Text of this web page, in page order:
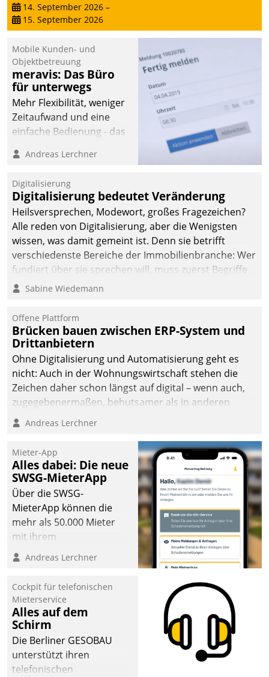
14. September 2026 –
15. September 2026
Mobile Kunden- und
Objektbetreuung
meravis: Das Büro
für unterwegs
Mehr Flexibilität, weniger
Zeitaufwand und eine
einfache Bedienung - das
Cockpit für mobile
Datatrain. Die meravis
Wohnungsbau- und
Immobilien GmbH hat
sich dabei für den Betrieb
der Lösung über die SAP
Cloud Platform
entschieden - als erstes
Unternehmen am
Andreas Lerchner
Digitalisierung
Digitalisierung bedeutet Veränderung
Heilsversprechen, Modewort, großes Fragezeichen?
Alle reden von Digitalisierung, aber die Wenigsten
wissen, was damit gemeint ist. Denn sie betrifft
verschiedenste Bereiche der Immobilienbranche: Wer
fundiert über sie sprechen will, muss zuerst Begriffe
klären. Ein Aspekt ist die betriebliche Optimierung:
Einsparungen durch optimierte und automatisierte
Prozesse. Doch man darf nicht zu viel erwarten: Allein
mit der Einführung einer neuen Software ist es nicht
getan. Die Digitalisierung erfordert von Unternehmen
die Bereitschaft, sich zu überprüfen, zu hinterfragen
und zu verändern.
Sabine Wiedemann
Offene Plattform
Brücken bauen zwischen ERP-System und
Drittanbietern
Ohne Digitalisierung und Automatisierung geht es
nicht: Auch in der Wohnungswirtschaft stehen die
Zeichen daher schon längst auf digital – wenn auch,
zugegebenermaßen, behutsamer als in anderen
Branchen.
Andreas Lerchner
Mieter-App
Alles dabei: Die neue
SWSG-MieterApp
Über die SWSG-
MieterApp können die
mehr als 50.000 Mieter
mit ihrem
Wohnungsunternehmen
kommunizieren, auf dem
einsehen und ändern
oder
Schadensmeldungen
abgeben – rund um die
Uhr.
Andreas Lerchner
Cockpit für telefonischen
Mieterservice
Alles auf dem
Schirm
Die Berliner GESOBAU
unterstützt ihren
telefonischen